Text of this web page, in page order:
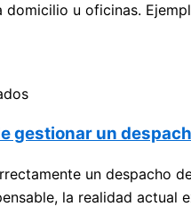
domicilio u oficinas.
gestionar un
un despacho
la realidad actual